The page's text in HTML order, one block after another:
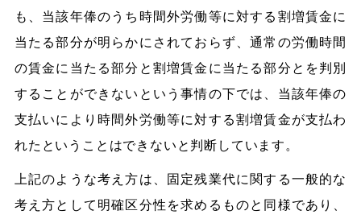
も、当該年俸のうち時間外労働等に対する割増賃金に
当たる部分が明らかにされておらず、通常の労働時間
の賃金に当たる部分と割増賃金に当たる部分とを判別
することができないという事情の下では、当該年俸の
支払いにより時間外労働等に対する割増賃金が支払わ
れたということはできないと判断しています。
上記のような考え方は、固定残業代に関する一般的な
考え方として明確区分性を求めるものと同様であり、